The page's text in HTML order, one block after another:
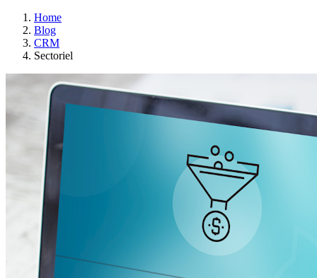
Home
Blog
CRM
Sectoriel